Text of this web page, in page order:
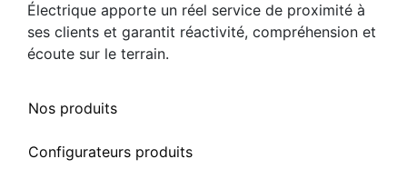
Électrique apporte un réel service de proximité à
ses clients et garantit réactivité, compréhension et
écoute sur le terrain.
Nos produits
Configurateurs produits